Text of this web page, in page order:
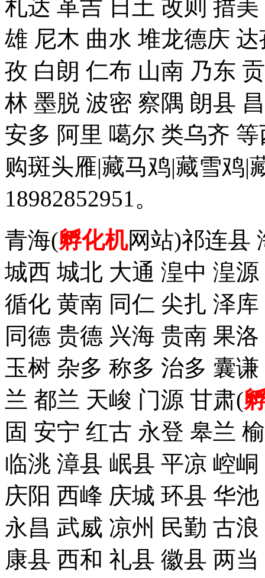
札达 革吉 日土 改则 措
雄 尼木 曲水 堆龙德庆
孜 白朗 仁布 山南 乃东
林 墨脱 波密 察隅 朗县
安多 阿里 噶尔 类乌齐
购斑头雁|藏马鸡|藏雪鸡|
18982852951。
青海(孵化机网站)祁连县
城西 城北 大通 湟中 湟
循化 黄南 同仁 尖扎 泽
同德 贵德 兴海 贵南 果
玉树 杂多 称多 治多 囊
兰 都兰 天峻 门源 甘肃(
固 安宁 红古 永登 皋兰
临洮 漳县 岷县 平凉 崆
庆阳 西峰 庆城 环县 华
永昌 武威 凉州 民勤 古
康县 西和 礼县 徽县 两